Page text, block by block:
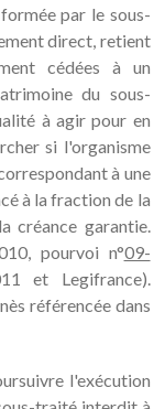
par le sous-
direct, retient
cédées à un
du sous-
à agir pour en
si l'organisme
à une
à la fraction de la
créance garantie.
pourvoi n°09-
et Legifrance).
référencée dans
l'exécution